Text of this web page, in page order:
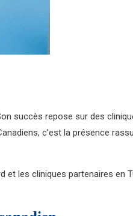
succès repose sur des
c’est la présence
et les cliniques partenaires en